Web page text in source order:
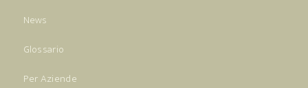
News
Glossario
Per Aziende